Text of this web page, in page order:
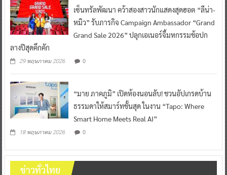
เซ็นทรัลพัฒนา คว้าสองสาวนักแสดงสุดฮอต “ลีน่า-
หมิว” รับภารกิจ Campaign Ambassador “Grand
Grand Sale 2026” ปลุกเอเนอร์จี้มหกรรมช้อปก
ลางปีสุดคึกคัก
29 พฤษภาคม 2026 0
“มาย ภาคภูมิ” เปิดห้องนอนลับ! ชวนอัปเกรดบ้าน
ธรรมดาให้สมาร์ทขั้นสุด ในงาน “Tapo: Where
Smart Home Meets Real AI”
18 พฤษภาคม 2026 0
ข่าวทั่วไทย